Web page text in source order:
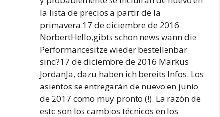
la lista de precios a partir de la
primavera.17 de diciembre de 2016
NorbertHello,gibts schon news wann die
Performancesitze wieder bestellenbar
sind?17 de diciembre de 2016 Markus
JordanJa, dazu haben ich bereits Infos. Los
asientos se entregarán de nuevo en junio
de 2017 como muy pronto (!). La razón de
esto son los cambios técnicos en los